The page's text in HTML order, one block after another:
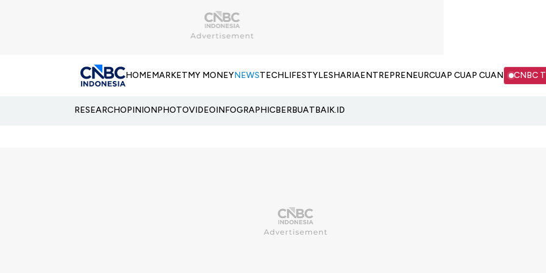
HOMEMARKETMY MONEYNEWSTECHLIFESTYLESHARIAENTREPRENEURCUAP CUAP CUAN CNBC
RESEARCHOPINIONPHOTOVIDEOINFOGRAPHICBERBUATBAIK.ID